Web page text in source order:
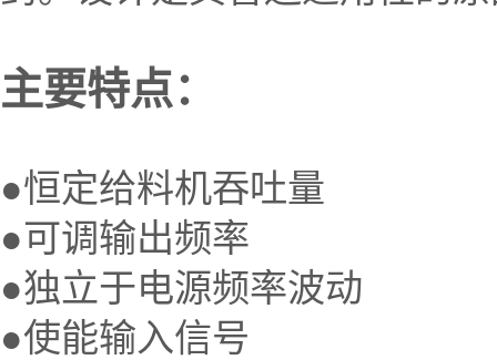
主要特点：
●恒定给料机吞吐量
●可调输出频率
●独立于电源频率波动
●使能输入信号